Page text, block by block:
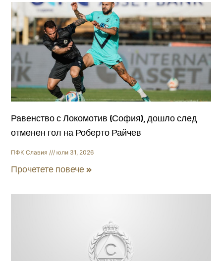
Равенство с Локомотив (София), дошло след
отменен гол на Роберто Райчев
ПФК Славия юли 31, 2026
Прочетете повече »